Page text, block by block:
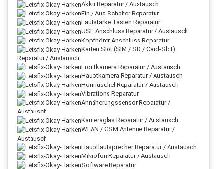
Akku Reparatur / Austausch
Ein / Aus Schalter Reparatur
Lautstärke Tasten Reparatur
USB Anschluss Reparatur / Austausch
Kopfhörer Anschluss Reparatur
Karten Slot (SIM / SD / Card-Slot)
Reparatur / Austausch
Frontkamera Reparatur / Austausch
Hauptkamera Reparatur / Austausch
Hörmuschel Reparatur / Austausch
Vibrations Reparatur
Annäherungssensor Reparatur /
Austausch
Kameraglas Reparatur / Austausch
WLAN / GSM Antenne Reparatur /
Austausch
Hauptlautsprecher Reparatur / Austausch
Mikrofon Reparatur / Austausch
Software Reparatur